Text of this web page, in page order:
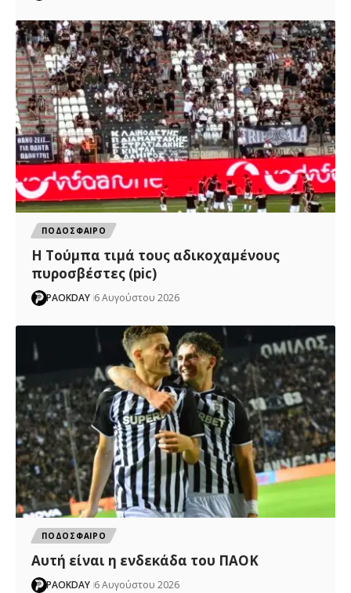
ΠΟΔΟΣΦΑΙΡΟ
H Tούμπα τιμά τους αδικοχαμένους
πυροσβέστες (pic)
PAOKDAY 6 Αυγούστου 2026
ΠΟΔΟΣΦΑΙΡΟ
Αυτή είναι η ενδεκάδα του ΠΑΟΚ
PAOKDAY 6 Αυγούστου 2026